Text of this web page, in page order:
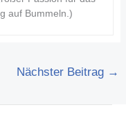
auf Bummeln.)
Nächster Beitrag →